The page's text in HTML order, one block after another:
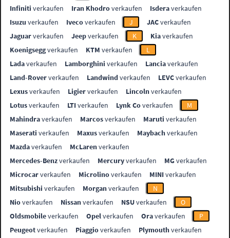
Infiniti verkaufen Iran Khodroverkaufen Isderaverkaufen
Isuzu verkaufen Ivecoverkaufen J JACverkaufen
Jaguarverkaufen Jeepverkaufen K Kiaverkaufen
Koenigseggverkaufen KTM verkaufen
L
Ladaverkaufen Lamborghini verkaufen Lanciaverkaufen
Land-Roververkaufen Landwindverkaufen LEVCverkaufen
Lexusverkaufen Ligierverkaufen Lincolnverkaufen
Lotusverkaufen LTIverkaufen Lynk Coverkaufen
M
Mahindraverkaufen Marcosverkaufen Maruti verkaufen
Maserati verkaufen Maxusverkaufen Maybachverkaufen
Mazdaverkaufen McLarenverkaufen
Mercedes-Benzverkaufen Mercuryverkaufen MGverkaufen
Microcarverkaufen Microlinoverkaufen MINIverkaufen
Mitsubishi verkaufen Morganverkaufen
N
Nioverkaufen Nissanverkaufen NSUverkaufen
O
Oldsmobileverkaufen Opelverkaufen Oraverkaufen
P
Peugeotverkaufen Piaggioverkaufen Plymouthverkaufen